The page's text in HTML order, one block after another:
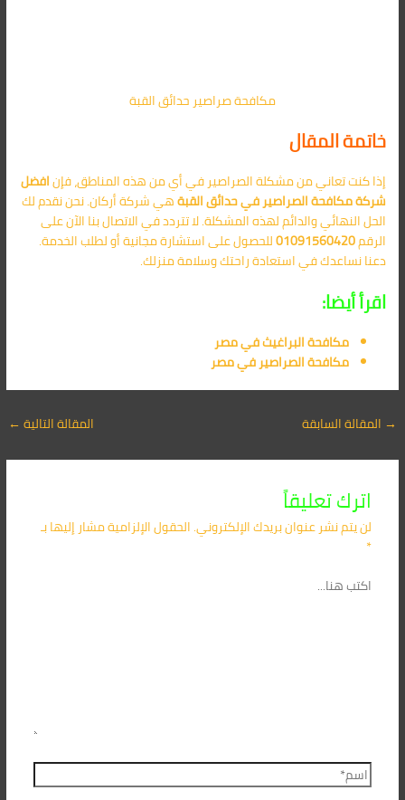
مكافحة صراصير حدائق القبة
خاتمة المقال
إذا كنت تعاني من مشكلة الصراصير في أي من هذه المناطق، فإنافضل
شركة مكافحة الصراصير في حدائق القبةهي شركة أركان. نحن نقدم لك
الحل النهائي والدائم لهذه المشكلة. لا تتردد في الاتصال بنا الآن على
الرقم01091560420للحصول على استشارة مجانية أو لطلب الخدمة.
دعنا نساعدك في استعادة راحتك وسلامة منزلك.
اقرأ أيضا:
مكافحة البراغيث​ في مصر
مكافحة الصراصير​ في مصر
→ المقالة السابقة المقالة التالية←
اترك تعليقاً
لن يتم نشر عنوان بريدك الإلكتروني.الحقول الإلزامية مشار إليها بـ
*